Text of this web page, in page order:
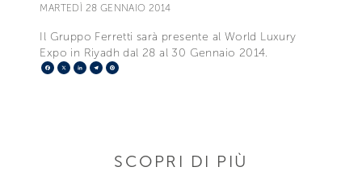
MARTEDÌ 28 GENNAIO 2014
Il Gruppo Ferretti sarà presente al World Luxury
Expo in Riyadh dal 28 al 30 Gennaio 2014.
Facebook
X LinkedIn
Telegram
SCOPRI DI PIÙ